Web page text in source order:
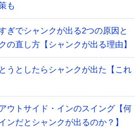
も
ぎでシャンクが出る2つの原因と
の直し方【シャンクが出る理由】
うとしたらシャンクが出た【これ
ウトサイド・インのスイング【何
ンだとシャンクが出るのか？】